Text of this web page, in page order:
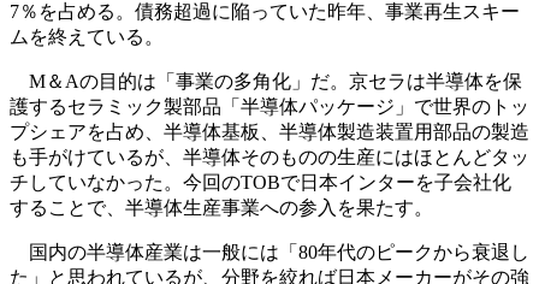
7％を占める。債務超過に陥っていた昨年、事業再生スキー
ムを終えている。
M＆Aの目的は「事業の多角化」だ。京セラは半導体を保
護するセラミック製部品「半導体パッケージ」で世界のトッ
プシェアを占め、半導体基板、半導体製造装置用部品の製造
も手がけているが、半導体そのものの生産にはほとんどタッ
チしていなかった。今回のTOBで日本インターを子会社化
することで、半導体生産事業への参入を果たす。
国内の半導体産業は一般には「80年代のピークから衰退し
た」と思われているが、分野を絞れば日本メーカーがその強